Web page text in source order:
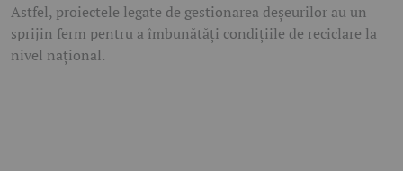
Astfel, proiectele legate de gestionarea deșeurilor au un
sprijin ferm pentru a îmbunătăți condițiile de reciclare la
nivel național.